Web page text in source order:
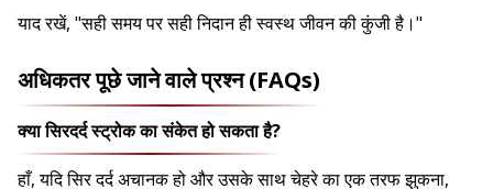
याद रखें, "सही समय पर सही निदान ही स्वस्थ जीवन की कुंजी है।"
अधिकतर पूछे जाने वाले प्रश्न (FAQs)
क्या सिरदर्द स्ट्रोक का संकेत हो सकता है?
हाँ, यदि सिर दर्द अचानक हो और उसके साथ चेहरे का एक तरफ झुकना,